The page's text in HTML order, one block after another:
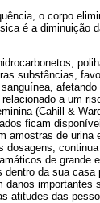
o corpo
é a diminuição
substâncias,
a um
(Cahill &
ficam
de urina
dosagens,
de grande
da sua casa
importantes
atitudes das